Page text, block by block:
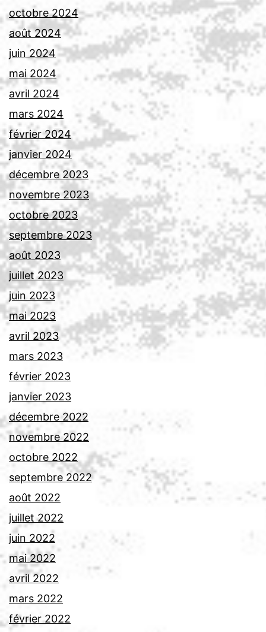
octobre 2024
août 2024
juin 2024
mai 2024
avril 2024
mars 2024
février 2024
janvier 2024
décembre 2023
novembre 2023
octobre 2023
septembre 2023
août 2023
juillet 2023
juin 2023
mai 2023
avril 2023
mars 2023
février 2023
janvier 2023
décembre 2022
novembre 2022
octobre 2022
septembre 2022
août 2022
juillet 2022
juin 2022
mai 2022
avril 2022
mars 2022
février 2022